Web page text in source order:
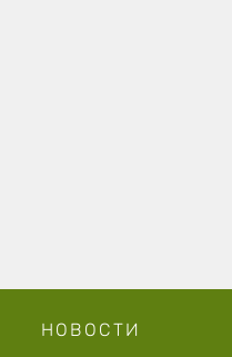
НОВОСТИ